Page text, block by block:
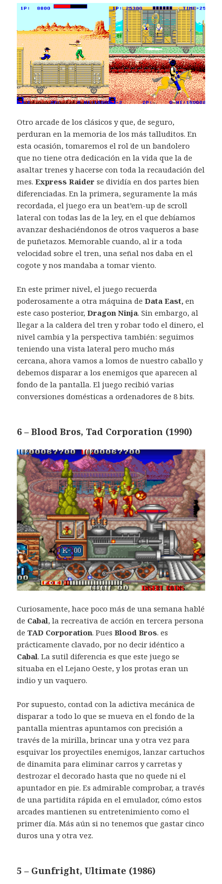
Otro arcade de los clásicos y que, de seguro,
perduran en la memoria de los más talluditos. En
esta ocasión, tomaremos el rol de un bandolero
que no tiene otra dedicación en la vida que la de
asaltar trenes y hacerse con toda la recaudación del
mes.Express Raider se dividía en dos partes bien
diferenciadas. En la primera, seguramente la más
recordada, el juego era un beat’em-up de scroll
lateral con todas las de la ley, en el que debíamos
avanzar deshaciéndonos de otros vaqueros a base
de puñetazos. Memorable cuando, al ir a toda
velocidad sobre el tren, una señal nos daba en el
cogote y nos mandaba a tomar viento.
En este primer nivel, el juego recuerda
poderosamente a otra máquina deData East,en
este caso posterior,Dragon Ninja. Sin embargo, al
llegar a la caldera del tren y robar todo el dinero, el
nivel cambia y la perspectiva también: seguimos
teniendo una vista lateral pero mucho más
cercana, ahora vamos a lomos de nuestro caballo y
debemos disparar a los enemigos que aparecen al
fondo de la pantalla. El juego recibió varias
conversiones domésticas a ordenadores de 8 bits.
6 – Blood Bros, Tad Corporation (1990)
Curiosamente, hace poco más de una semana hablé
de Cabal, la recreativa de acción en tercera persona
deTAD Corporation. PuesBlood Bros. es
prácticamente clavado, por no decir idéntico a
Cabal. La sutil diferencia es que este juego se
situaba en el Lejano Oeste, y los protas eran un
indio y un vaquero.
Por supuesto, contad con la adictiva mecánica de
disparar a todo lo que se mueva en el fondo de la
pantalla mientras apuntamos con precisión a
través de la mirilla, brincar una y otra vez para
esquivar los proyectiles enemigos, lanzar cartuchos
de dinamita para eliminar carros y carretas y
destrozar el decorado hasta que no quede ni el
apuntador en pie. Es admirable comprobar, a través
de una partidita rápida en el emulador, cómo estos
arcades mantienen su entretenimiento como el
primer día. Más aún si no tenemos que gastar cinco
duros una y otra vez.
5 – Gunfright, Ultimate (1986)